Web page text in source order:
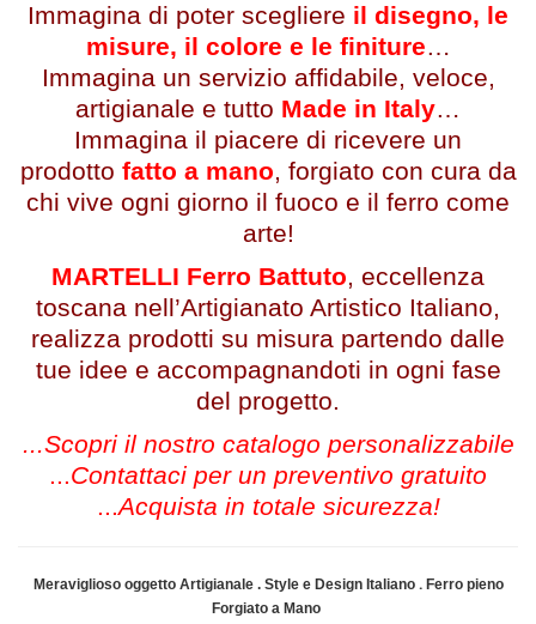
Immagina di poter scegliere il disegno, le
misure, il colore e le finiture…
Immagina un servizio affidabile, veloce,
artigianale e tutto Made in Italy…
Immagina il piacere di ricevere un
prodotto fatto a mano, forgiato con cura da
chi vive ogni giorno il fuoco e il ferro come
arte!
MARTELLI Ferro Battuto, eccellenza
toscana nell’Artigianato Artistico Italiano,
realizza prodotti su misura partendo dalle
tue idee e accompagnandoti in ogni fase
del progetto.
...Scopri il nostro catalogo personalizzabile
...Contattaci per un preventivo gratuito
...Acquista in totale sicurezza!
Meraviglioso oggetto Artigianale . Style e Design Italiano. Ferro pieno
Forgiato a Mano